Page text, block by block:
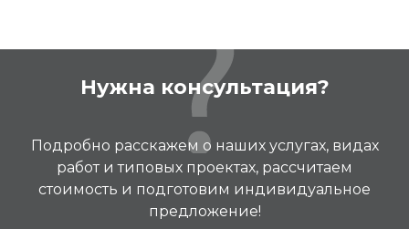
Нужна консультация?
Подробно расскажем о наших услугах, видах
работ и типовых проектах, рассчитаем
стоимость и подготовим индивидуальное
предложение!